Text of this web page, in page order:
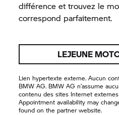
différence et trouvez le
correspond parfaitement.
LEJEUNE
Lien hypertexte externe. Aucun
BMW AG. BMW AG n’assume
contenu des sites Internet
Appointment availability may
found on the partner website.